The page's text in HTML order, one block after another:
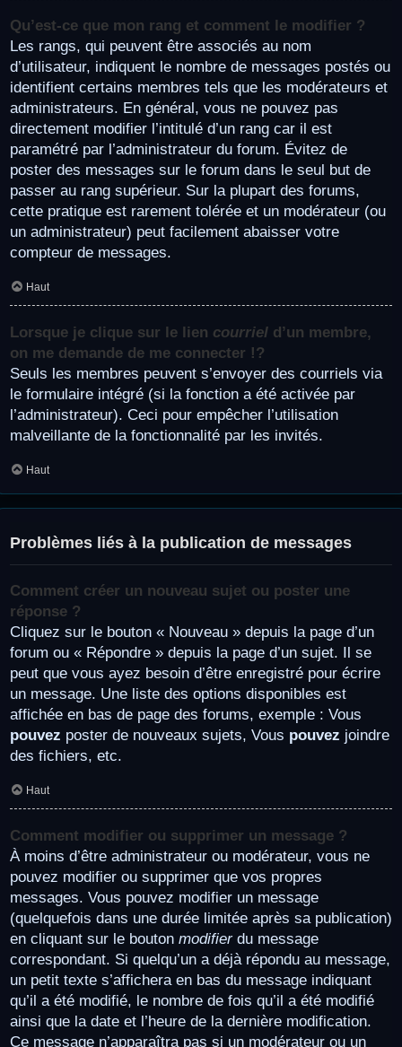
Qu’est-ce que mon rang et comment le modifier ?
Les rangs, qui peuvent être associés au nom
d’utilisateur, indiquent le nombre de messages postés ou
identifient certains membres tels que les modérateurs et
administrateurs. En général, vous ne pouvez pas
directement modifier l’intitulé d’un rang car il est
paramétré par l’administrateur du forum. Évitez de
poster des messages sur le forum dans le seul but de
passer au rang supérieur. Sur la plupart des forums,
cette pratique est rarement tolérée et un modérateur (ou
un administrateur) peut facilement abaisser votre
compteur de messages.
Haut
Lorsque je clique sur le lien courriel d’un membre,
on me demande de me connecter !?
Seuls les membres peuvent s’envoyer des courriels via
le formulaire intégré (si la fonction a été activée par
l’administrateur). Ceci pour empêcher l’utilisation
malveillante de la fonctionnalité par les invités.
Haut
Problèmes liés à la publication de messages
Comment créer un nouveau sujet ou poster une
réponse ?
Cliquez sur le bouton « Nouveau » depuis la page d’un
forum ou « Répondre » depuis la page d’un sujet. Il se
peut que vous ayez besoin d’être enregistré pour écrire
un message. Une liste des options disponibles est
affichée en bas de page des forums, exemple : Vous
pouvez poster de nouveaux sujets, Vous pouvez joindre
des fichiers, etc.
Haut
Comment modifier ou supprimer un message ?
À moins d’être administrateur ou modérateur, vous ne
pouvez modifier ou supprimer que vos propres
messages. Vous pouvez modifier un message
(quelquefois dans une durée limitée après sa publication)
en cliquant sur le bouton modifierdu message
correspondant. Si quelqu’un a déjà répondu au message,
un petit texte s’affichera en bas du message indiquant
qu’il a été modifié, le nombre de fois qu’il a été modifié
ainsi que la date et l’heure de la dernière modification.
Ce message n’apparaîtra pas si un modérateur ou un